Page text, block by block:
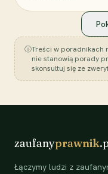
ⓘTreści w poradnikach
nie stanowią porady
skonsultuj się ze
zaufanyprawnik
Łączymy ludzi z